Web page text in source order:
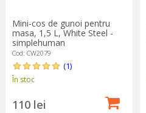
Mini-cos de gunoi pentru
masa, 1,5 L, White Steel -
simplehuman
Cod: CW2079
(1)
În stoc
110 lei